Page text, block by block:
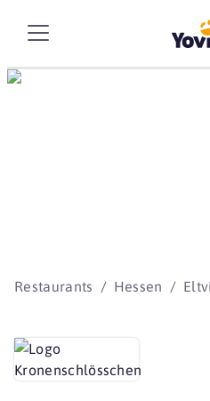
Restaurants Hessen